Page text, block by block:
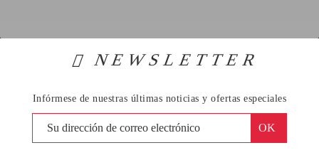
NEWSLETTER
Infórmese de nuestras últimas noticias y ofertas especiales